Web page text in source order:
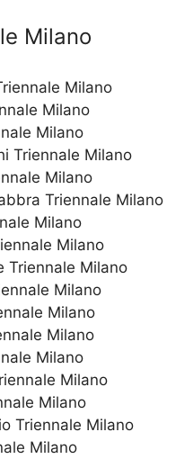
Milano
Milano
Milano
Milano
Triennale Milano
Milano
Triennale Milano
Milano
Milano
Triennale Milano
Milano
Milano
Milano
Milano
Milano
Milano
Triennale Milano
Milano